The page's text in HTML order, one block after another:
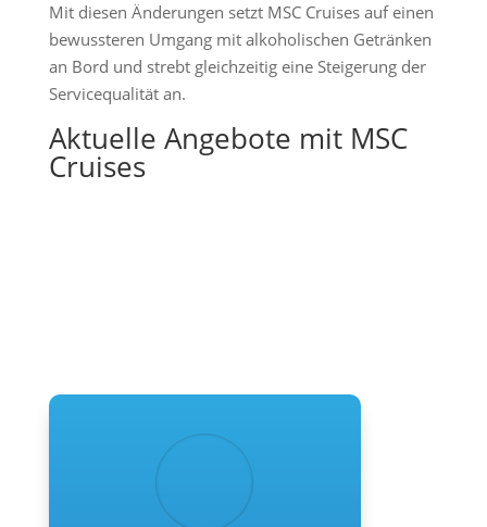
Mit diesen Änderungen setzt MSC Cruises auf einen
bewussteren Umgang mit alkoholischen Getränken
an Bord und strebt gleichzeitig eine Steigerung der
Servicequalität an.
Aktuelle Angebote mit MSC
Cruises